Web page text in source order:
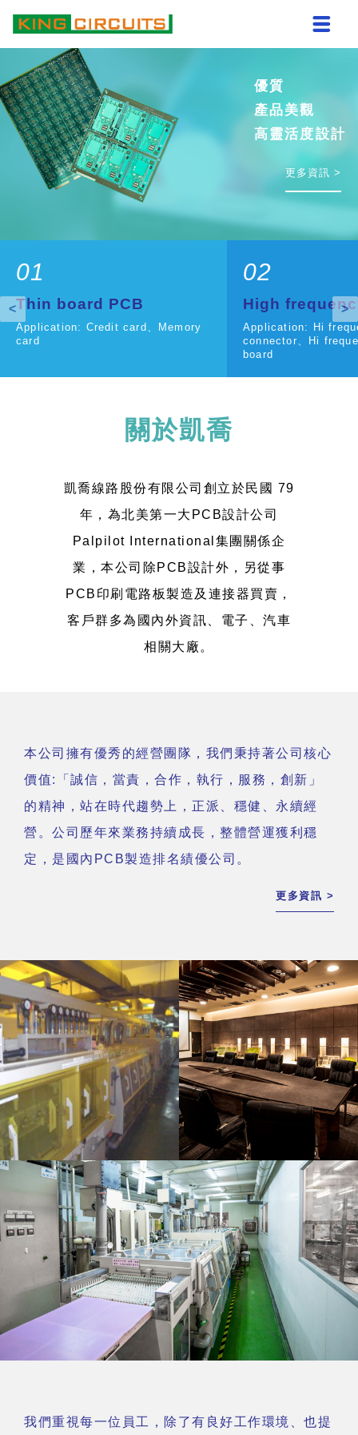
正派穩健
更多資訊 >
高頻
高效能設計
高速連結
更多資訊 >
品質優良
更多資訊 >
優質
產品美觀
高靈活度設計
更多資訊 >
正派穩健
更多資訊 >
正派穩健
更多資訊 >
高頻
高效能設計
高速連結
更多資訊 >
< >
01
Thin board PCB
Application: Credit card、Memory
card
02
High
Application: Hi
connector、Hi
board
關於凱喬
凱喬線路股份有限公司創立於民國 79
年，為北美第一大PCB設計公司
Palpilot International集團關係企
業，本公司除PCB設計外，另從事
PCB印刷電路板製造及連接器買賣，
客戶群多為國內外資訊、電子、汽車
相關大廠。
本公司擁有優秀的經營團隊，我們秉持著公司核心
價值:「誠信，當責，合作，執行，服務，創新」
的精神，站在時代趨勢上，正派、穩健、永續經
營。公司歷年來業務持續成長，整體營運獲利穩
定，是國內PCB製造排名績優公司。
更多資訊 >
我們重視每一位員工，除了有良好工作環境、也提